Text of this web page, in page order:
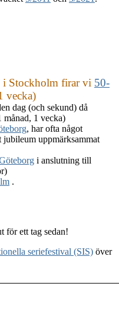
i Stockholm firar vi 50-
vecka)
dag (och sekund) då
månad, 1 vecka)
, har ofta något
uppmärksammat
i anslutning till
.
för ett tag sedan!
seriefestival (SIS) över